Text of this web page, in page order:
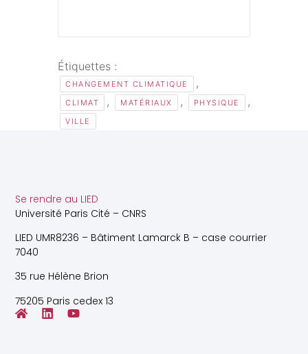
Étiquettes :
CHANGEMENT CLIMATIQUE ,
CLIMAT , MATÉRIAUX , PHYSIQUE ,
VILLE
Se rendre au LIED
Université Paris Cité – CNRS
LIED UMR8236 – Bâtiment Lamarck B – case courrier
7040
35 rue Hélène Brion
75205 Paris cedex 13